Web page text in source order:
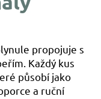
propojuje s
Každý kus
působí jako
a ruční